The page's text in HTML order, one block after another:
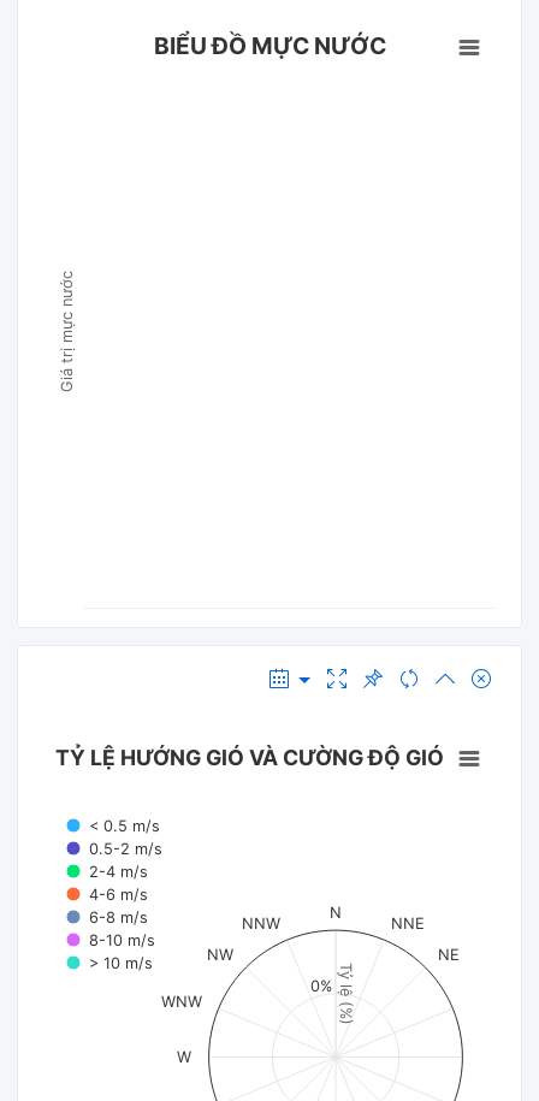
Giá trị mực nước
BIỂU ĐỒ MỰC NƯỚC
Tỷ lệ (%)
TỶ LỆ HƯỚNG GIÓ VÀ CƯỜNG ĐỘ GIÓ
< 0.5 m/s
0.5-2 m/s
2-4 m/s
4-6 m/s
6-8 m/s
8-10 m/s
> 10 m/s
N
NNE
NE
W
WNW
NW
NNW
0%